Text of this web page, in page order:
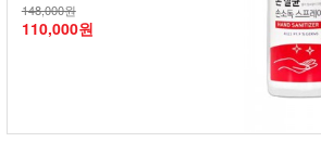
148,000원
110,000원